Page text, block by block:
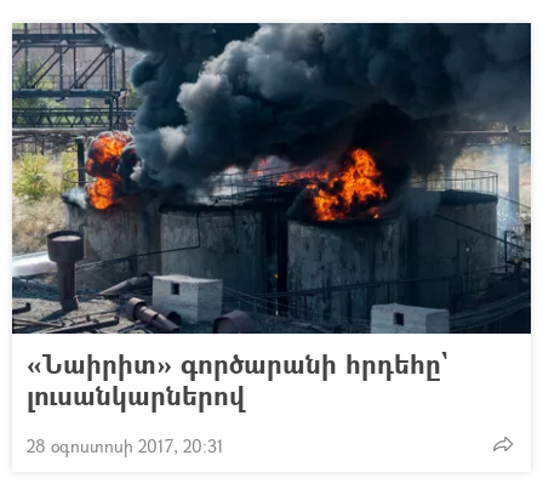
«Նաիրիտ» գործարանի հրդեհը`
լուսանկարներով
28 օգոստոսի 2017, 20:31